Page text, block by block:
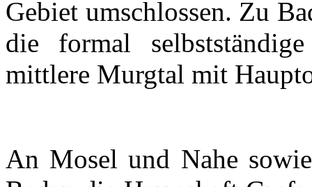
Gebiet umschlossen. Zu
die formal selbstständige
mittlere Murgtal mit
An Mosel und Nahe sowie